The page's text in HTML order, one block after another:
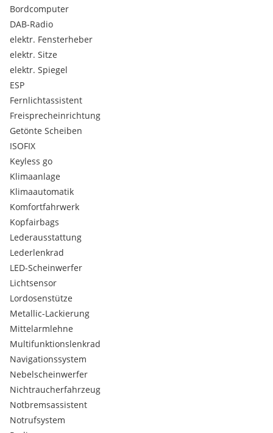
Bordcomputer
DAB-Radio
elektr. Fensterheber
elektr. Sitze
elektr. Spiegel
ESP
Fernlichtassistent
Freisprecheinrichtung
Getönte Scheiben
ISOFIX
Keyless go
Klimaanlage
Klimaautomatik
Komfortfahrwerk
Kopfairbags
Lederausstattung
Lederlenkrad
LED-Scheinwerfer
Lichtsensor
Lordosenstütze
Metallic-Lackierung
Mittelarmlehne
Multifunktionslenkrad
Navigationssystem
Nebelscheinwerfer
Nichtraucherfahrzeug
Notbremsassistent
Notrufsystem